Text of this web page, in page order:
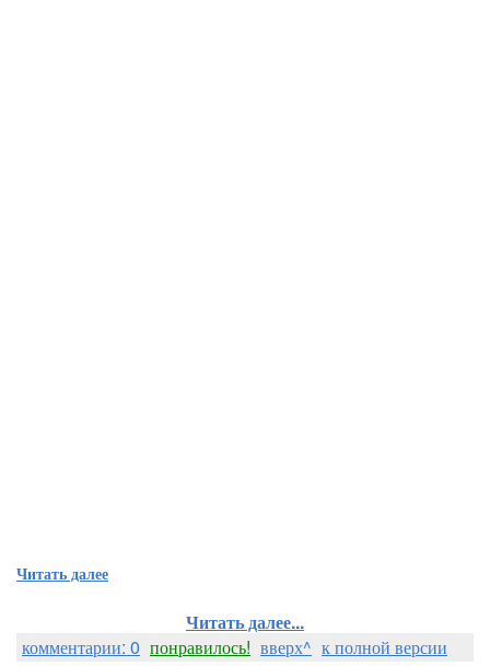
Читать далее
Читать далее...
комментарии: 0 понравилось! вверх^ к полной версии